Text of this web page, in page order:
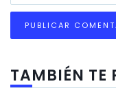
TAMBIÉN TE